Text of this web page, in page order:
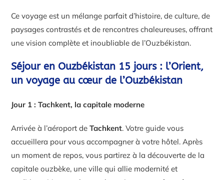
Ce voyage est un mélange parfait d’histoire, de culture, de
paysages contrastés et de rencontres chaleureuses, offrant
une vision complète et inoubliable de l’Ouzbékistan.
Séjour en Ouzbékistan 15 jours : l’Orient,
un voyage au cœur de l’Ouzbékistan
Jour 1 : Tachkent, la capitale moderne
Arrivée à l’aéroport deTachkent. Votre guide vous
accueillera pour vous accompagner à votre hôtel. Après
un moment de repos, vous partirez à la découverte de la
capitale ouzbèke, une ville qui allie modernité et